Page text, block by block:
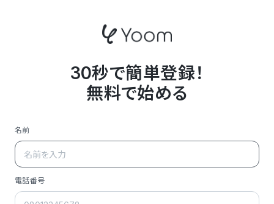
30秒で簡単登録！
無料で始める
名前
電話番号